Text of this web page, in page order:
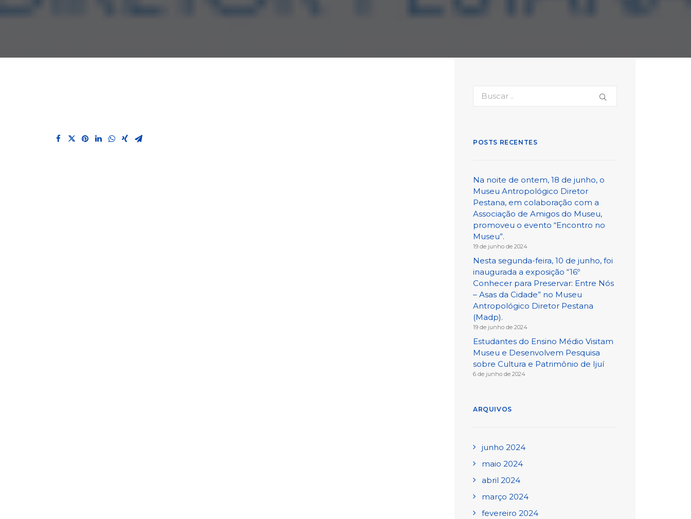
POSTS RECENTES
Na noite de ontem, 18 de junho, o
Museu Antropológico Diretor
Pestana, em colaboração com a
Associação de Amigos do Museu,
promoveu o evento “Encontro no
Museu”.
19 de junho de 2024
Nesta segunda-feira, 10 de junho, foi
inaugurada a exposição “16º
Conhecer para Preservar: Entre Nós
– Asas da Cidade” no Museu
Antropológico Diretor Pestana
(Madp).
19 de junho de 2024
Estudantes do Ensino Médio Visitam
Museu e Desenvolvem Pesquisa
sobre Cultura e Patrimônio de Ijuí
6 de junho de 2024
ARQUIVOS
junho 2024
maio 2024
abril 2024
março 2024
fevereiro 2024